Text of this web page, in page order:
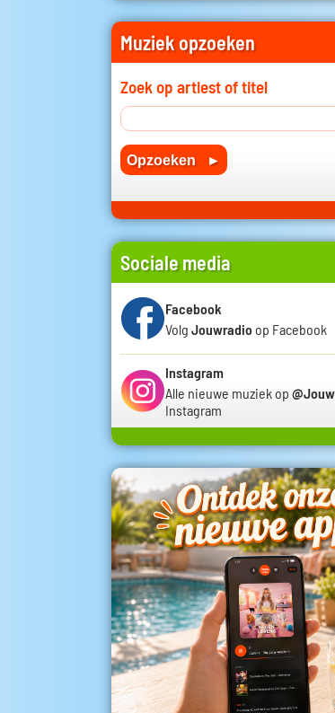
Muziek opzoeken
Zoek op artiest of titel
Sociale media
Facebook
Volg Jouwradio op Facebook
Instagram
Alle nieuwe muziek op
Instagram